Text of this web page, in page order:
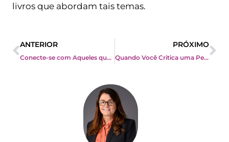
livros que abordam tais temas.
Prev
ANTERIOR
Conecte-se com Aqueles que Você Lidera
PRÓXIMO
Quando Você Critica uma Pessoa, Fica Mais Difícil que Ela Mude